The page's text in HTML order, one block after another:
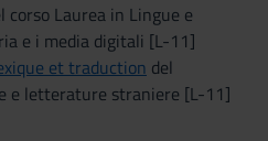
corso Laurea in Lingue e
e i media digitali [L-11]
et traduction del
e letterature straniere [L-11]